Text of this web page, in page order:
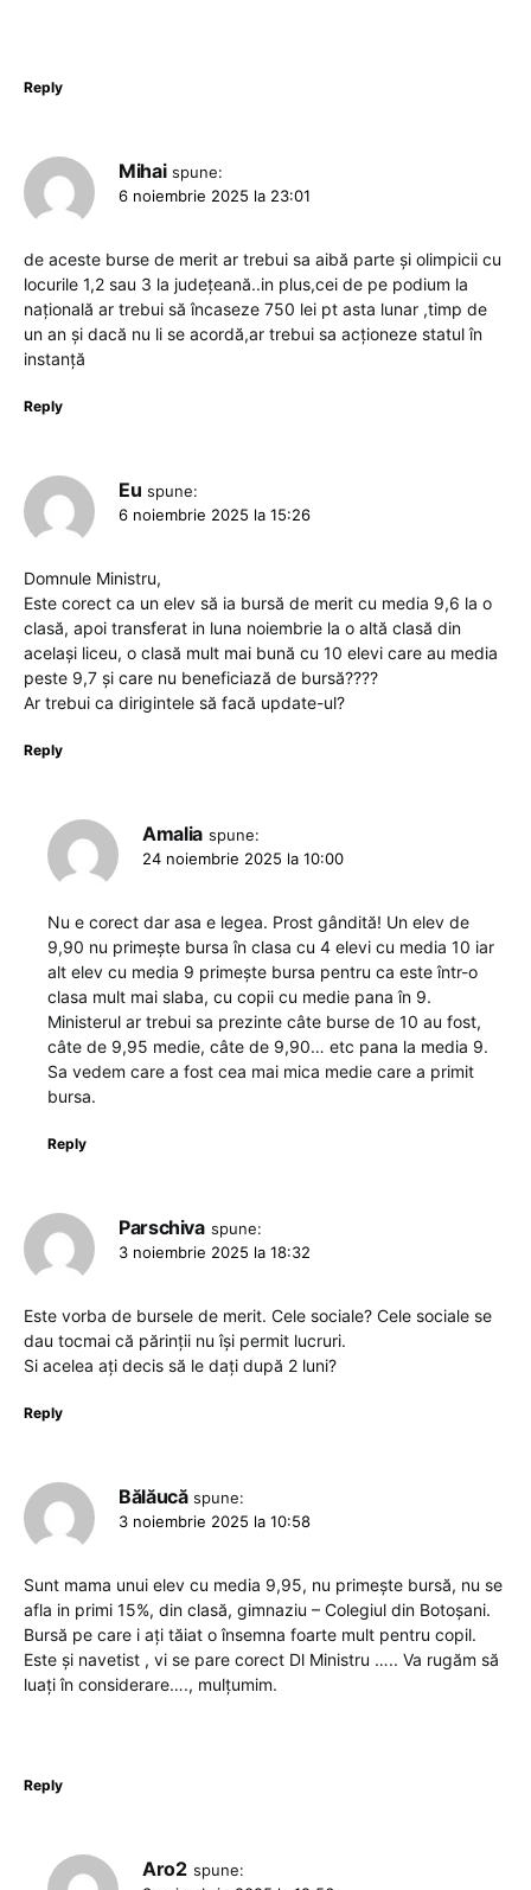
Reply
Mihai spune:
6 noiembrie 2025 la 23:01
de aceste burse de merit ar trebui sa aibă parte și olimpicii cu
locurile 1,2 sau 3 la județeană..in plus,cei de pe podium la
națională ar trebui să încaseze 750 lei pt asta lunar ,timp de
un an și dacă nu li se acordă,ar trebui sa acționeze statul în
instanță
Reply
Eu spune:
6 noiembrie 2025 la 15:26
Domnule Ministru,
Este corect ca un elev să ia bursă de merit cu media 9,6 la o
clasă, apoi transferat in luna noiembrie la o altă clasă din
același liceu, o clasă mult mai bună cu 10 elevi care au media
peste 9,7 și care nu beneficiază de bursă????
Ar trebui ca dirigintele să facă update-ul?
Reply
Amalia spune:
24 noiembrie 2025 la 10:00
Nu e corect dar asa e legea. Prost gândită! Un elev de
9,90 nu primește bursa în clasa cu 4 elevi cu media 10 iar
alt elev cu media 9 primește bursa pentru ca este într-o
clasa mult mai slaba, cu copii cu medie pana în 9.
Ministerul ar trebui sa prezinte câte burse de 10 au fost,
câte de 9,95 medie, câte de 9,90… etc pana la media 9.
Sa vedem care a fost cea mai mica medie care a primit
bursa.
Reply
Parschiva spune:
3 noiembrie 2025 la 18:32
Este vorba de bursele de merit. Cele sociale? Cele sociale se
dau tocmai că părinții nu își permit lucruri.
Si acelea ați decis să le dați după 2 luni?
Reply
Bălăucă spune:
3 noiembrie 2025 la 10:58
Sunt mama unui elev cu media 9,95, nu primește bursă, nu se
afla in primi 15%, din clasă, gimnaziu – Colegiul din Botoșani.
Bursă pe care i ați tăiat o însemna foarte mult pentru copil.
Este și navetist , vi se pare corect Dl Ministru ….. Va rugăm să
luați în considerare…., mulțumim.
Reply
Aro2 spune: